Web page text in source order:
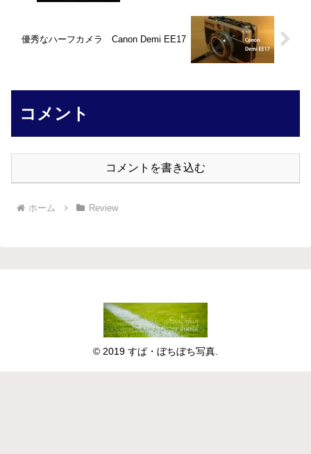
優秀なハーフカメラ Canon Demi EE17
コメント
コメントを書き込む
ホーム Review
© 2019 すぱ・ぼちぼち写真.